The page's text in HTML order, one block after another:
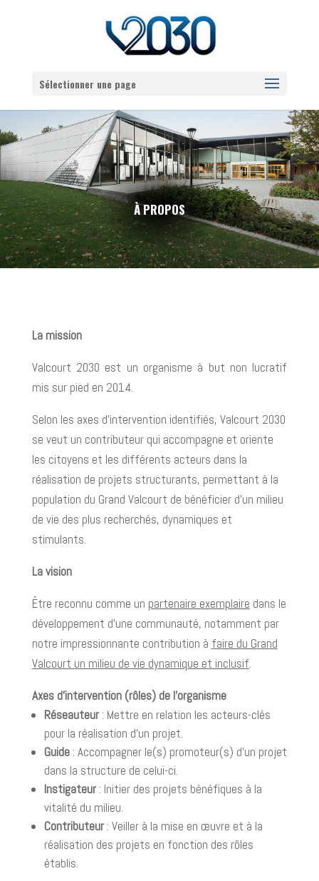
Sélectionner une page
À PROPOS
La mission
Valcourt 2030 est un organisme à but non lucratif
mis sur pied en 2014.
Selon les axes d’intervention identifiés, Valcourt 2030
se veut un contributeur qui accompagne et oriente
les citoyens et les différents acteurs dans la
réalisation de projets structurants, permettant à la
population du Grand Valcourt de bénéficier d’un milieu
de vie des plus recherchés, dynamiques et
stimulants.
La vision
Être reconnu comme un partenaire exemplaire dans le
développement d’une communauté, notamment par
notre impressionnante contribution à faire du Grand
Valcourt un milieu de vie dynamique et inclusif.
Axes d’intervention (rôles) de l’organisme
Réseauteur: Mettre en relation les acteurs-clés
pour la réalisation d’un projet.
Guide: Accompagner le(s) promoteur(s) d’un projet
dans la structure de celui-ci.
Instigateur: Initier des projets bénéfiques à la
vitalité du milieu.
Contributeur: Veiller à la mise en œuvre et à la
réalisation des projets en fonction des rôles
établis.